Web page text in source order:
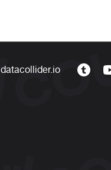
datacollider.io